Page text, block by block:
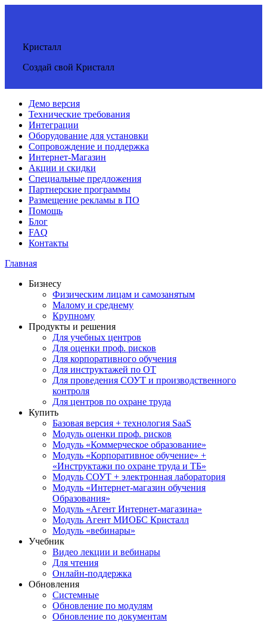
Кристалл
Создай свой Кристалл
Демо версия
Технические требования
Интеграции
Оборудование для установки
Сопровождение и поддержка
Интернет-Магазин
Акции и скидки
Специальные предложения
Партнерские программы
Размещение рекламы в ПО
Помощь
Блог
FAQ
Контакты
Главная
Бизнесу
Физическим лицам и самозанятым
Малому и среднему
Крупному
Продукты и решения
Для учебных центров
Для оценки проф. рисков
Для корпоративного обучения
Для инструктажей по ОТ
Для проведения СОУТ и производственного
контроля
Для центров по охране труда
Купить
Базовая версия + технология SaaS
Модуль оценки проф. рисков
Модуль «Коммерческое образование»
Модуль «Корпоративное обучение» +
«Инструктажи по охране труда и ТБ»
Модуль СОУТ + электронная лаборатория
Модуль «Интернет-магазин обучения
Образования»
Модуль «Агент Интернет-магазина»
Модуль Агент МИОБС Кристалл
Модуль «вебинары»
Учебник
Видео лекции и вебинары
Для чтения
Онлайн-поддержка
Обновления
Системные
Обновление по модулям
Обновление по документам